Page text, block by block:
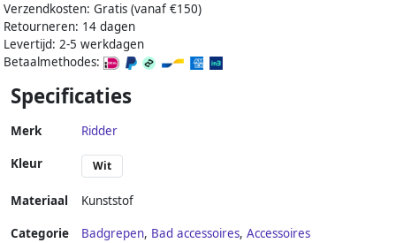
Verzendkosten: Gratis (vanaf €150)
Retourneren: 14 dagen
Levertijd: 2-5 werkdagen
Betaalmethodes:
Specificaties
Merk Ridder
Kleur Wit
Materiaal Kunststof
Categorie Badgrepen, Bad accessoires, Accessoires